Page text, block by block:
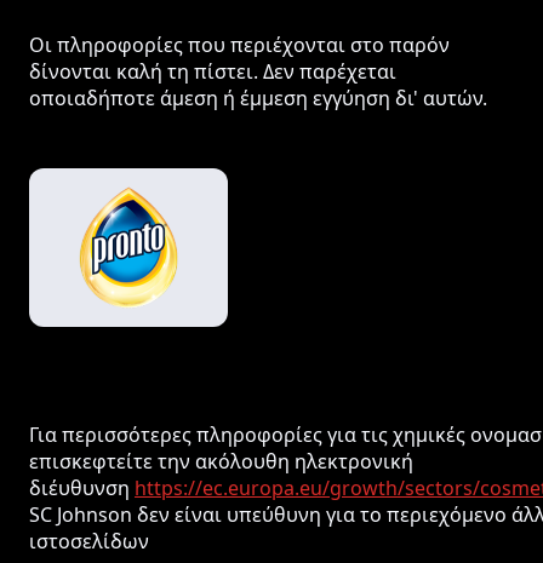
Οι πληροφορίες που περιέχονται στο παρόν
δίνονται καλή τη πίστει. Δεν παρέχεται
οποιαδήποτε άμεση ή έμμεση εγγύηση δι' αυτών.
Για περισσότερες πληροφορίες για τις χημικές
επισκεφτείτε την ακόλουθη ηλεκτρονική
διέυθυνση https://ec.europa.eu/growth/sectors/
SC Johnson δεν είναι υπεύθυνη για το περιεχόμενο
ιστοσελίδων